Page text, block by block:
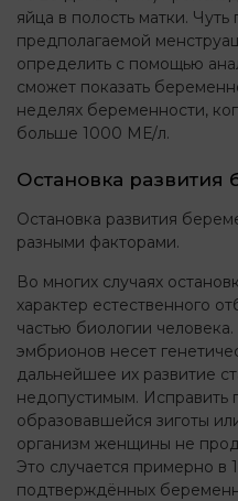
яйца в полость матки.
предполагаемой
определить с помощью
сможет показать
неделях беременности,
больше 1000 МЕ/л.
Остановка развития
Остановка развития
разными факторами.
Во многих случаях
характер естественного
частью биологии
эмбрионов несет
дальнейшее их развитие
недопустимым. Исправить
образовавшейся зиготы
организм женщины не
Это случается примерно в
подтверждённых